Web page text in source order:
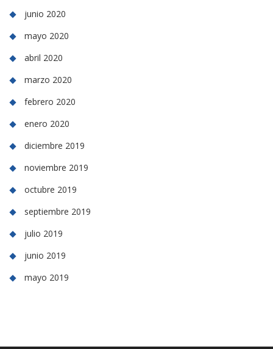
junio 2020
mayo 2020
abril 2020
marzo 2020
febrero 2020
enero 2020
diciembre 2019
noviembre 2019
octubre 2019
septiembre 2019
julio 2019
junio 2019
mayo 2019